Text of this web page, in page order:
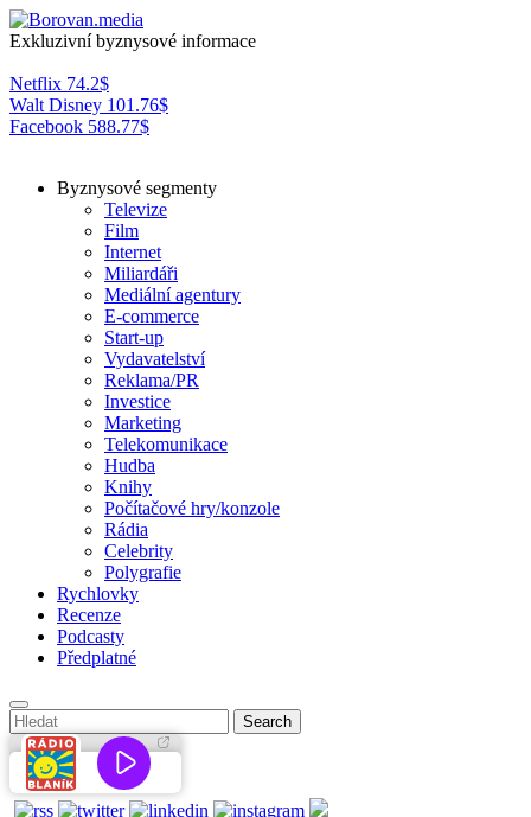
Exkluzivní byznysové informace
Netflix 74.2$
Walt Disney 101.76$
Facebook 588.77$
Byznysové segmenty
Televize
Film
Internet
Miliardáři
Mediální agentury
E-commerce
Start-up
Vydavatelství
Reklama/PR
Investice
Marketing
Telekomunikace
Hudba
Knihy
Počítačové hry/konzole
Rádia
Celebrity
Polygrafie
Rychlovky
Recenze
Podcasty
Předplatné